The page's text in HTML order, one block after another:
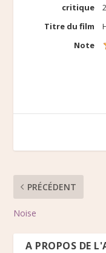
critique
Titre du film
Note
PRÉCÉDENT
Noise
A PROPOS DE